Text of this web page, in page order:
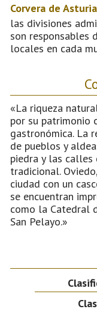
Corvera de
las divisiones
son responsables
locales en cada
«La riqueza
por su patrimonio
gastronómica. La
de pueblos y
piedra y las calles
tradicional.
ciudad con un
se encuentran
como la Catedral
San Pelayo.»